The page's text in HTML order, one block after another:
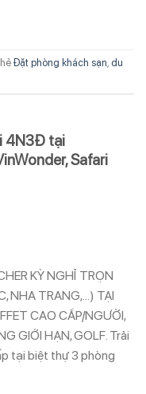
Đặt phòng khách sạn du
4N3Đ tại
Safari
KỲ NGHỈ TRỌN
NHA TRANG,…) TẠI
CAO CẤP/NGƯỜI,
GIỚI HẠN, GOLF. Trải
tại biệt thự 3 phòng